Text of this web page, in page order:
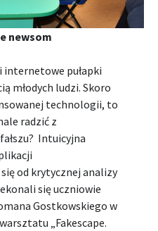
newsom
internetowe pułapki
młodych ludzi. Skoro
technologii, to
radzić z
Intuicyjna
od krytycznej analizy
się uczniowie
Gostkowskiego w
„Fakescape.